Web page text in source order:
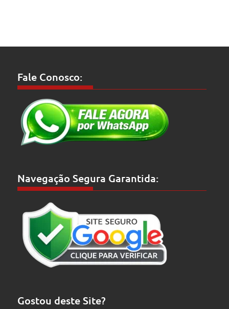
Fale Conosco:
Navegação Segura Garantida:
Gostou deste Site?